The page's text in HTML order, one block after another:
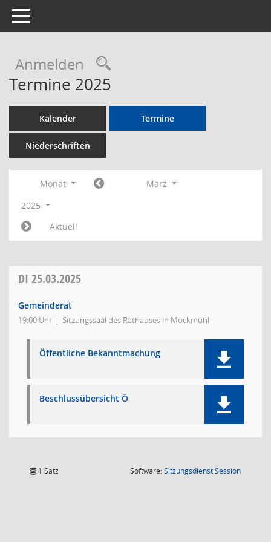
Toggle navigation
Anmelden Rechercheauswahl
Termine 2025
Kalender Termine
Niederschriften
Monat
März
2025
Aktuell
DI 25.03.2025
Gemeinderat
19:00 Uhr Sitzungssaal des Rathauses in Möckmühl
Öffentliche Bekanntmachung
Beschlussübersicht Ö
1 Satz Software:SitzungsdienstSession(Wird in